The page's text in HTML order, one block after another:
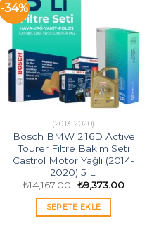
-34%
(2013-2020)
Bosch BMW 2.16D Active
Tourer Filtre Bakım Seti
Castrol Motor Yağlı (2014-
2020) 5 Li
₺14,167.00 Orijinal
fiyat:
₺14,167.00.
₺9,373.00Şu
SEPETE EKLE